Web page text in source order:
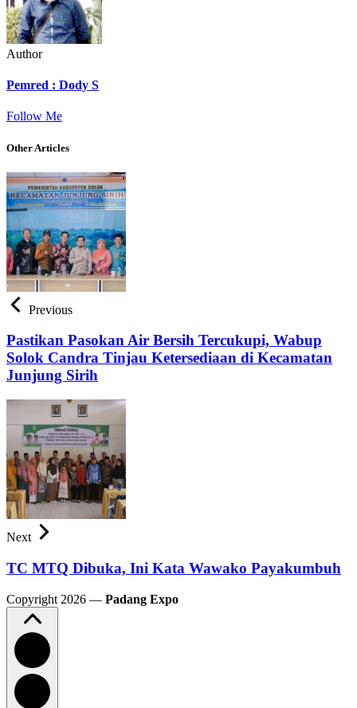
Author
Pemred : Dody S
Follow Me
Other Articles
Previous
Pastikan Pasokan Air Bersih Tercukupi, Wabup
Solok Candra Tinjau Ketersediaan di Kecamatan
Junjung Sirih
Next
TC MTQ Dibuka, Ini Kata Wawako Payakumbuh
Copyright 2026 — Padang Expo